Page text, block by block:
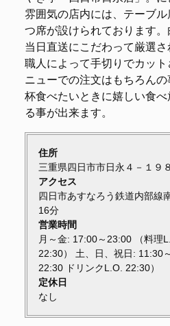
雰囲気の店内には、テーブ
つ席が設けられております。
当日直送にこだわって厳選
職人によって手切りでカッ
ニューでの注文はもちろん
杯食べたいときに嬉しい食
る事が出来ます。
住所
三重県四日市市日永４－１９
アクセス
四日市あすなろう鉄道内部線
16分
営業時間
月～金: 17:00～23:00 （料理
22:30） 土、日、祝日: 11:30
22:30 ドリンクL.O. 22:30）
定休日
なし